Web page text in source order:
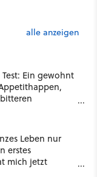
alle anzeigen
Ein gewohnt
Leben nur
erstes
mich jetzt